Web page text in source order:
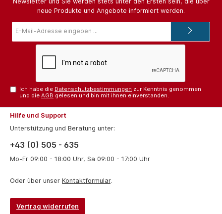
neue Produkte und Angebote informiert werden.
Mail-
Ich habe die Datenschutzbestimmungen zur Kenntnis genommen
und dieAGB gelesen und bin mit ihnen einverstanden.
Hilfe und Support
Unterstützung und Beratung unter:
+43 (0) 505 - 635
Mo-Fr 09:00 - 18:00 Uhr, Sa 09:00 - 17:00 Uhr
Oder über unser Kontaktformular.
Vertrag widerrufen